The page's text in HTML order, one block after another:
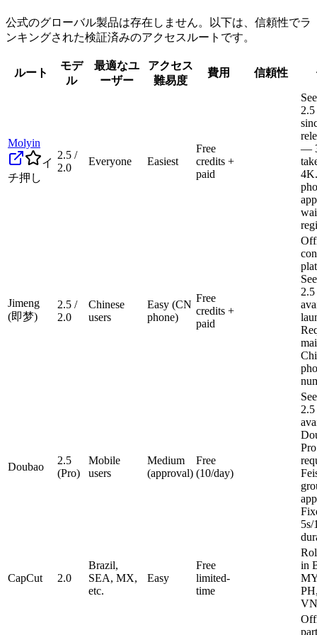
公式のグローバル製品は存在しません。以下は、信頼性でラ
ンキングされた検証済みのアクセスルートです。
ルート
モデ
ル
最適なユ
ーザー
アクセス
難易度
費用 信頼性
Molyin
イ
チ押し
2.5 /
2.0
Everyone Easiest
Free
credits +
paid
—
Jimeng
(即梦)
2.5 /
2.0
Chinese
users
Easy (CN
phone)
Free
credits +
paid
2.5
Doubao
2.5
(Pro)
Mobile
users
Medium
(approval)
Free
(10/day)
2.5
5s/
CapCut 2.0
Brazil,
SEA, MX,
etc.
Easy
Free
limited-
time
in